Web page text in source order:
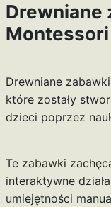
Drewniane
Drewniane
które zostały
dzieci poprzez
Te zabawki
interaktywne
umiejętności